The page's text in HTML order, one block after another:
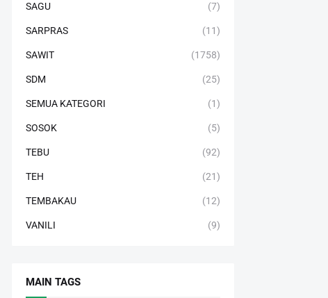
SAGU (7)
SARPRAS (11)
SAWIT (1758)
SDM (25)
SEMUA KATEGORI (1)
SOSOK (5)
TEBU (92)
TEH (21)
TEMBAKAU (12)
VANILI (9)
MAIN TAGS